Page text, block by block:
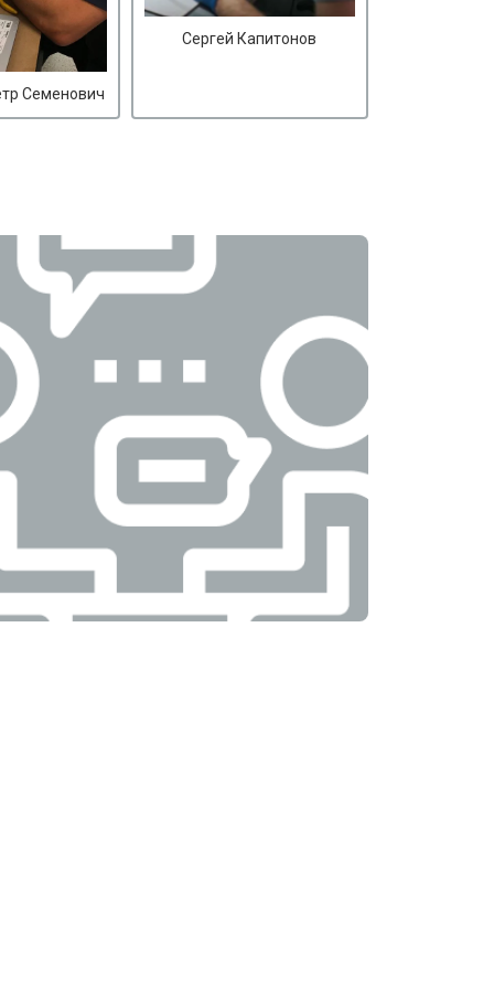
Семенович
Сергей Капитонов